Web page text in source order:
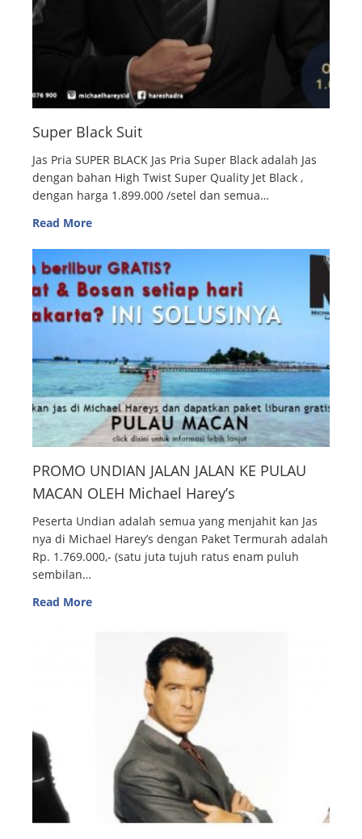
Super Black Suit
Jas Pria SUPER BLACK Jas Pria Super Black adalah Jas
dengan bahan High Twist Super Quality Jet Black ,
dengan harga 1.899.000 /setel dan semua…
Read More
PROMO UNDIAN JALAN JALAN KE PULAU
MACAN OLEH Michael Harey’s
Peserta Undian adalah semua yang menjahit kan Jas
nya di Michael Harey’s dengan Paket Termurah adalah
Rp. 1.769.000,- (satu juta tujuh ratus enam puluh
sembilan…
Read More